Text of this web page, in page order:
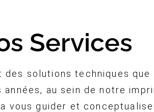
Services
solutions techniques que
au sein de notre
vous guider et